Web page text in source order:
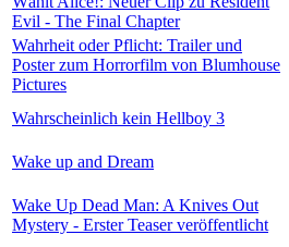
Evil - The Final Chapter
Wahrheit oder Pflicht: Trailer und
Poster zum Horrorfilm von Blumhouse
Pictures
Wahrscheinlich kein Hellboy 3
Wake up and Dream
Wake Up Dead Man: A Knives Out
Mystery - Erster Teaser veröffentlicht